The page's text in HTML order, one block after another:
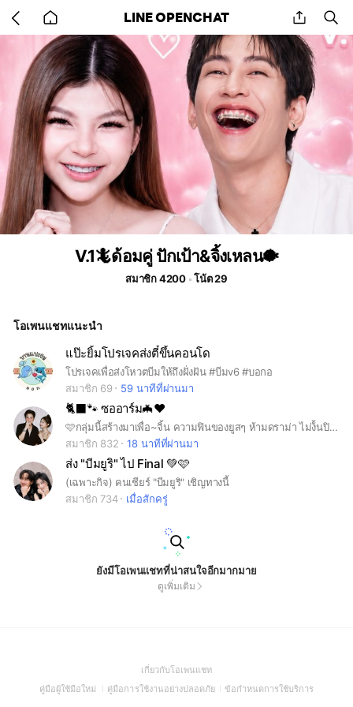
back
to
home
LINE OPENCHAT share
V.1🦎ด้อมคู่ ปักเป้า&จิ้งเหลน🐡
สมาชิก 4200 โน้ต 29
โอเพนแชทแนะนำ
แป๊ะยิ้มโปรเจคส่งตี๋ขึ้นคอนโด
โปรเจคเพื่อส่งโหวตบีมให้ถึงฝั่งฝัน #บีมv6 #บอกอ
สมาชิก 69
59 นาทีที่ผ่านมา
🐈‍⬛🐾 ซออาร์ม🦇❤️
🩷กลุ่มนี้สร้างมาเพื่อ~จิ้น ความฟินของยูสๆ ห้ามดราม่า ไม่ง้้นปิดกลุ่ม 🤏🏻
สมาชิก 832
18 นาทีที่ผ่านมา
ส่ง "บีมยูริ" ไป Final 💚🩷
(เฉพาะกิจ) คนเชียร์ "บีมยูริ" เชิญทางนี้
สมาชิก 734
เมื่อสักครู่
ยังมีโอเพนแชทที่น่าสนใจอีกมากมาย
ดูเพิ่มเติม
เกี่ยวกับโอเพนแชท(Open
in
คู่มือผู้ใช้มือใหม่
(Open
คู่มือการใช้งานอย่างปลอดภัย(Open
ข้อกำหนดการใช้บริการ(Open